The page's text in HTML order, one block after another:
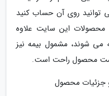
توانید روی آن حساب کنید
19کالاست. محصولات این سایت علاوه
می شوند، مشمول بیمه نیز
محصول راحت است.
جزئیات محصول